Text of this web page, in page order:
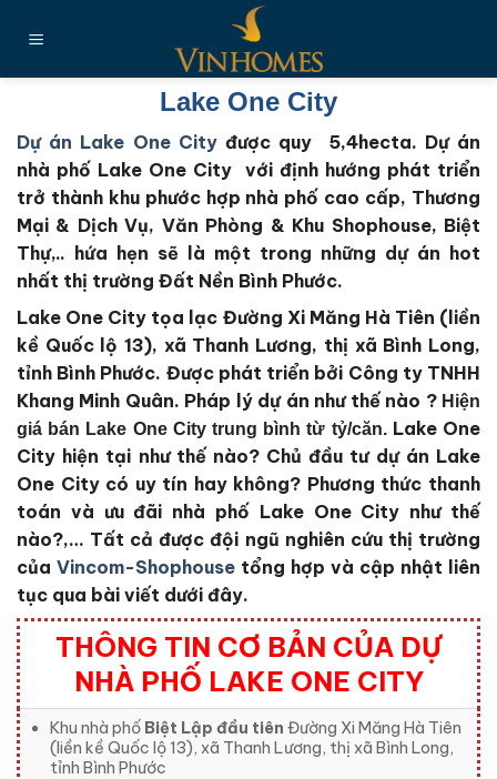
đến
Lake One City
Dự án Lake One Cityđược quy 5,4hecta. Dự án
nhà phố Lake One City với định hướng phát triển
trở thành khu phước hợp nhà phố cao cấp, Thương
Mại & Dịch Vụ, Văn Phòng & Khu Shophouse, Biệt
Thự,.. hứa hẹn sẽ là một trong những dự án hot
nhất thị trường Đất Nền Bình Phước.
Lake One City tọa lạc Đường Xi Măng Hà Tiên (liền
kề Quốc lộ 13), xã Thanh Lương, thị xã Bình Long,
tỉnh Bình Phước. Được phát triển bởi Công ty TNHH
Khang Minh Quân. Pháp lý dự án như thế nào ? Hiện
giá bán Lake One City trung bình từ tỷ/căn. Lake One
City hiện tại như thế nào? Chủ đầu tư dự án Lake
One City có uy tín hay không? Phương thức thanh
toán và ưu đãi nhà phố Lake One City như thế
nào?,… Tất cả được đội ngũ nghiên cứu thị trường
của Vincom-Shophouse tổng hợp và cập nhật liên
tục qua bài viết dưới đây.
THÔNG TIN CƠ BẢN CỦA DỰ
NHÀ PHỐ LAKE ONE CITY
Khu nhà phố Biệt Lập đầu tiên Đường Xi Măng Hà Tiên
(liền kề Quốc lộ 13), xã Thanh Lương, thị xã Bình Long,
tỉnh Bình Phước